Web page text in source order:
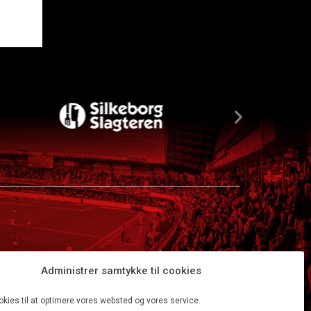
Administrer samtykke til cookies
til at optimere vores websted og vores service.